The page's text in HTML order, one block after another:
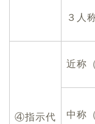
３人
④指示代
近称
中称